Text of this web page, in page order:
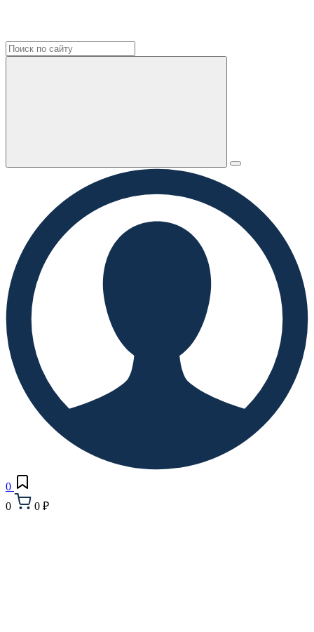
0
0
0 ₽